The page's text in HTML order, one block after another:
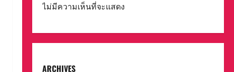
ไม่มีความเห็นที่จะแสดง
ARCHIVES